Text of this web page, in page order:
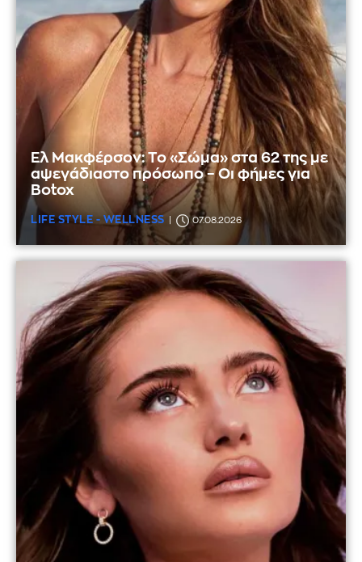
Ελ Μακφέρσον: Το «Σώμα» στα 62 της με
αψεγάδιαστο πρόσωπο – Οι φήμες για
Botox
LIFE STYLE - WELLNESS 07.08.2026